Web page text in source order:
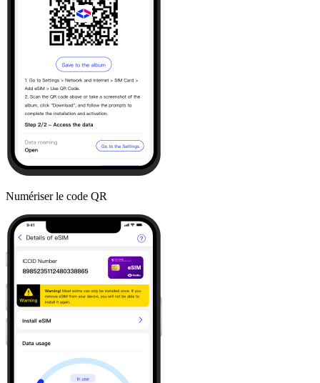
Numériser le code QR